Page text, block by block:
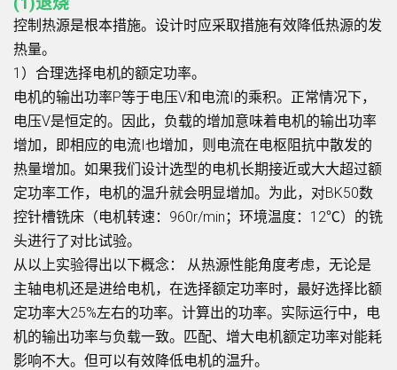
控制热源是根本措施。设计时应采取措施有效降低热源的发
热量。
1）合理选择电机的额定功率。
电机的输出功率P等于电压V和电流I的乘积。正常情况下，
电压V是恒定的。因此，负载的增加意味着电机的输出功率
增加，即相应的电流I也增加，则电流在电枢阻抗中散发的
热量增加。如果我们设计选型的电机长期接近或大大超过额
定功率工作，电机的温升就会明显增加。为此，对BK50数
控针槽铣床（电机转速：960r/min；环境温度：12℃）的铣
头进行了对比试验。
从以上实验得出以下概念： 从热源性能角度考虑，无论是
主轴电机还是进给电机，在选择额定功率时，最好选择比额
定功率大25%左右的功率。计算出的功率。实际运行中，电
机的输出功率与负载一致。匹配、增大电机额定功率对能耗
影响不大。但可以有效降低电机的温升。